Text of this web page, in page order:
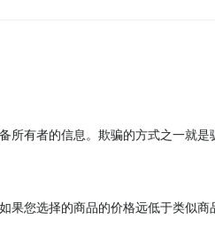
所有者的信息。欺骗的方式之一就
果您选择的商品的价格远低于类似